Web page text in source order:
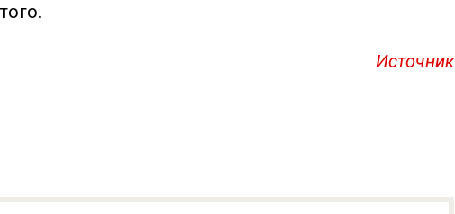
Источник